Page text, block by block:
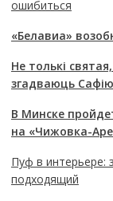
ошибиться
«Белавиа»
Не толькі
згадваюць
В Минске
на «Чижовка-
Пуф в интерьере:
подходящий